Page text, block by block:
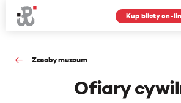
Kup bilety on-
Zasoby muzeum
Ofiary